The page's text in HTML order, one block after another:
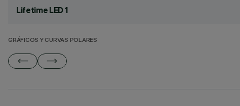
Lifetime LED 1
GRÁFICOS Y CURVAS POLARES